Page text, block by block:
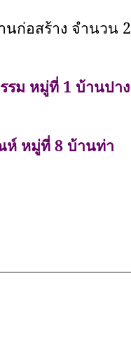
นก่อสร้าง จำนวน 2
รม หมู่ที่ 1 บ้านปาง
ห์ หมู่ที่ 8 บ้านท่า